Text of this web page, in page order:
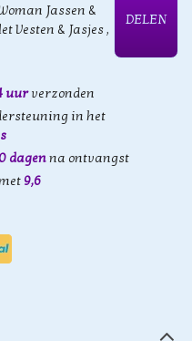
Jassen &
Vesten & Jasjes,
DELEN
uurverzonden
in het
dagenna ontvangst
9,6